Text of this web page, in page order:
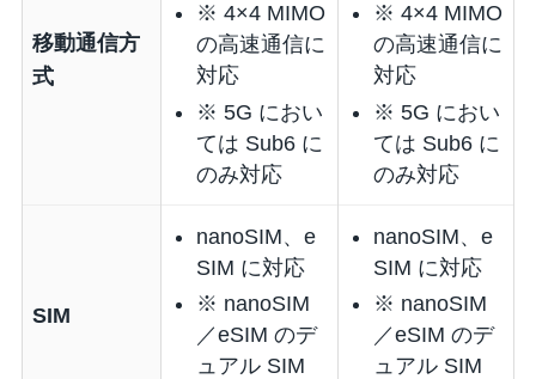
移動通信方
式
※ 4×4 MIMO
の高速通信に
対応
※ 5G におい
ては Sub6 に
のみ対応
※ 4×4 MIMO
の高速通信に
対応
※ 5G におい
ては Sub6 に
のみ対応
SIM
nanoSIM、e
SIM に対応
※ nanoSIM
／eSIM のデ
ュアル SIM
nanoSIM、e
SIM に対応
※ nanoSIM
／eSIM のデ
ュアル SIM